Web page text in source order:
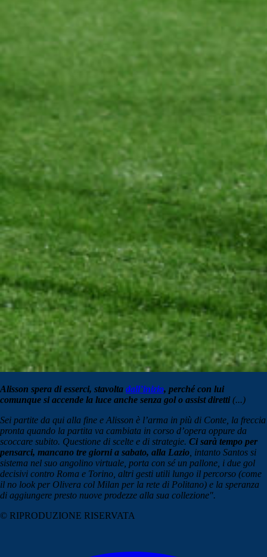
Alisson spera di esserci, stavolta dall’inizio, perché con lui
comunque si accende la luce anche senza gol o assist diretti(...)
Sei partite da qui alla fine e Alisson è l’arma in più di Conte, la freccia
pronta quando la partita va cambiata in corso d’opera oppure da
scoccare subito. Questione di scelte e di strategie. Ci sarà tempo per
pensarci, mancano tre giorni a sabato, alla Lazio, intanto Santos si
sistema nel suo angolino virtuale, porta con sé un pallone, i due gol
decisivi contro Roma e Torino, altri gesti utili lungo il percorso (come
il no look per Olivera col Milan per la rete di Politano) e la speranza
di aggiungere presto nuove prodezze alla sua collezione".
© RIPRODUZIONE RISERVATA